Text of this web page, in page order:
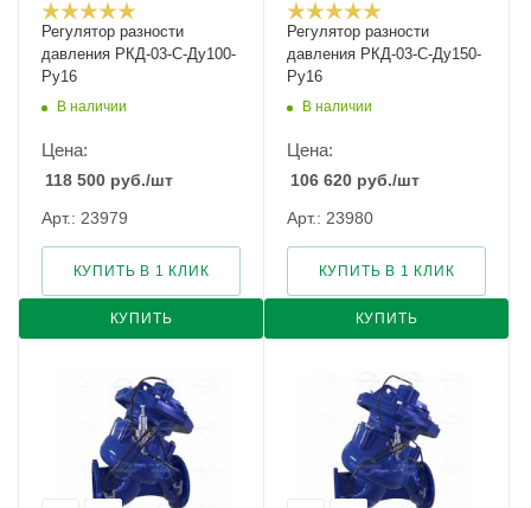
Регулятор разности
давления РКД-03-С-Ду100-
Ру16
В наличии
Цена:
118 500 руб./шт
Арт.: 23979
КУПИТЬ
КУПИТЬ В 1 КЛИК
Регулятор разности
давления РКД-03-С-Ду150-
Ру16
В наличии
Цена:
106 620 руб./шт
Арт.: 23980
КУПИТЬ
КУПИТЬ В 1 КЛИК